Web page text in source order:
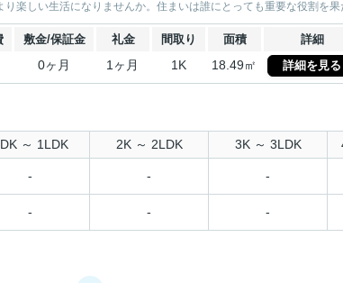
楽しい生活になりませんか。住まいは誰にとっても重要な役割を果
敷金/保証金 礼金 間取り 面積 詳細
0ヶ月 1ヶ月 1K 18.49㎡ 詳細を見る
～ 1LDK 2K ～ 2LDK 3K ～ 3LDK
- - -
- - -